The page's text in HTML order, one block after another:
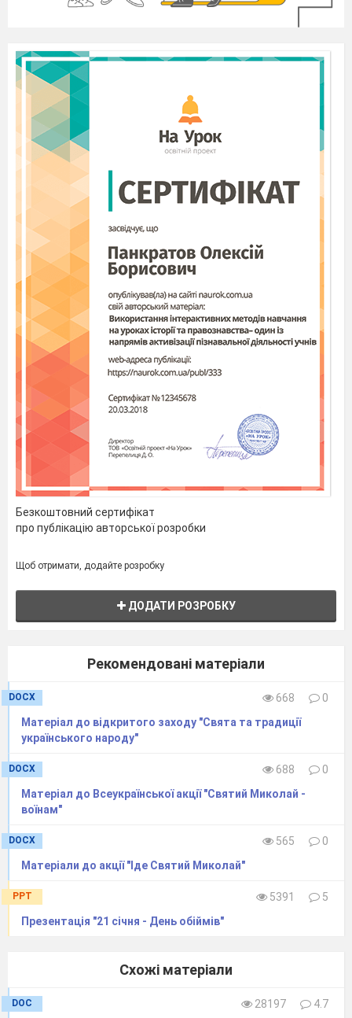
Безкоштовний сертифікат
про публікацію авторської розробки
Щоб отримати, додайте розробку
ДОДАТИ РОЗРОБКУ
Рекомендовані матеріали
DOCX 668
0
Матеріал до відкритого заходу "Свята та традиції
українського народу"
DOCX 688
0
Матеріал до Всеукраїнської акції "Святий Миколай -
воїнам"
DOCX 565
0
Матеріали до акції "Іде Святий Миколай"
PPT 5391
5
Презентація "21 січня - День обіймів"
Схожі матеріали
DOC 28197
4.7